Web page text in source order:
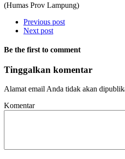
(Humas Prov Lampung)
Previous post
Next post
Be the first to comment
Tinggalkan komentar
Alamat email Anda tidak akan
Komentar